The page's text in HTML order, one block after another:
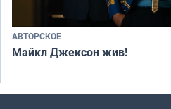
АВТОРСКОЕ
Майкл Джексон жив!